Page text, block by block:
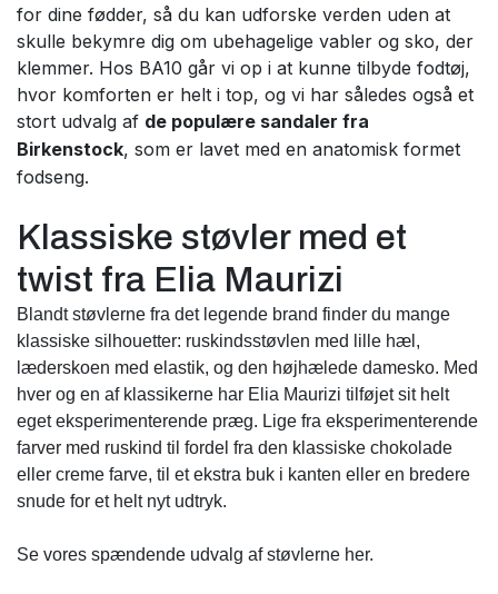
for dine fødder, så du kan udforske verden uden at
skulle bekymre dig om ubehagelige vabler og sko, der
klemmer. Hos BA10 går vi op i at kunne tilbyde fodtøj,
hvor komforten er helt i top, og vi har således også et
stort udvalg af de populære sandaler fra
Birkenstock, som er lavet med en anatomisk formet
fodseng.
Klassiske støvler med et
twist fra Elia Maurizi
Blandt støvlerne fra det legende brand finder du mange
klassiske silhouetter: ruskindsstøvlen med lille hæl,
læderskoen med elastik, og den højhælede damesko. Med
hver og en af klassikerne har Elia Maurizi tilføjet sit helt
eget eksperimenterende præg. Lige fra eksperimenterende
farver med ruskind til fordel fra den klassiske chokolade
eller creme farve, til et ekstra buk i kanten eller en bredere
snude for et helt nyt udtryk.
Se vores spændende udvalg af støvlerne her.